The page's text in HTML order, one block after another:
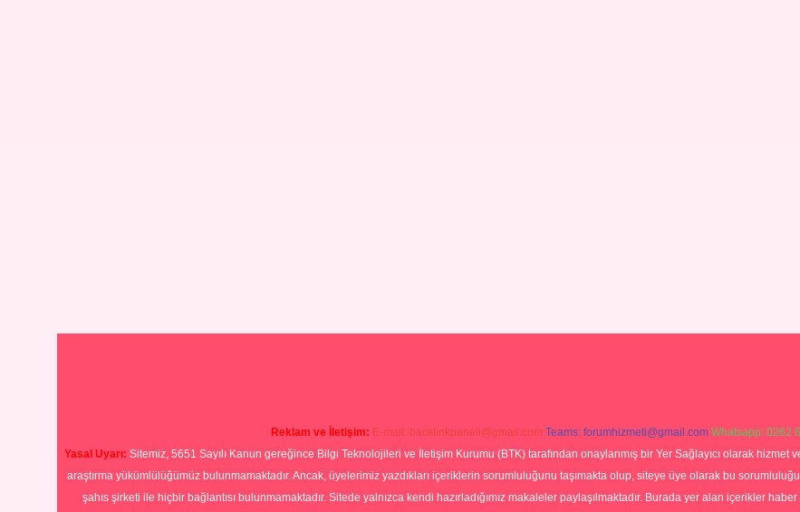
Reklam ve İletişim: E-mail: backlinkpaneli@gmail.com Teams: forumhizmeti@gmail.com Whatsapp: 0262
Yasal Uyarı: Sitemiz, 5651 Sayılı Kanun gereğince Bilgi Teknolojileri ve İletişim Kurumu (BTK) tarafından onaylanmış bir Yer Sağlayıcı olarak
araştırma yükümlülüğümüz bulunmamaktadır. Ancak, üyelerimiz yazdıkları içeriklerin sorumluluğunu taşımakta olup, siteye üye olarak bu
şahıs şirketi ile hiçbir bağlantısı bulunmamaktadır. Sitede yalnızca kendi hazırladığımız makaleler paylaşılmaktadır. Burada yer alan içerikler